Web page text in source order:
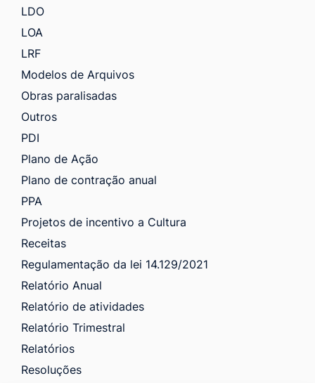
LDO
LOA
LRF
Modelos de Arquivos
Obras paralisadas
Outros
PDI
Plano de Ação
Plano de contração anual
PPA
Projetos de incentivo a Cultura
Receitas
Regulamentação da lei 14.129/2021
Relatório Anual
Relatório de atividades
Relatório Trimestral
Relatórios
Resoluções